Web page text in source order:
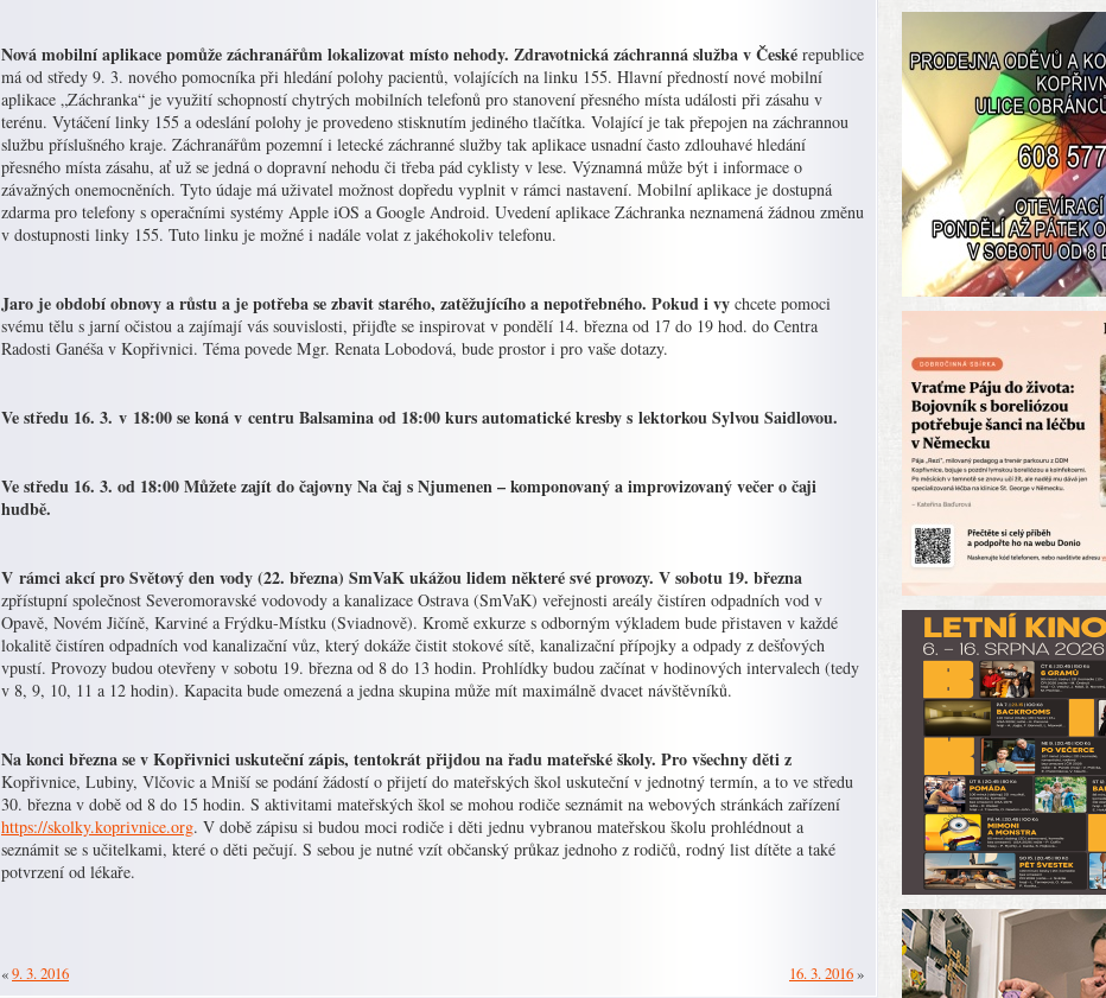
Nová mobilní aplikace pomůže záchranářům lokalizovat místo nehody. Zdravotnická záchranná služba v České republice
má od středy 9. 3. nového pomocníka při hledání polohy pacientů, volajících na linku 155. Hlavní předností nové mobilní
aplikace „Záchranka“ je využití schopností chytrých mobilních telefonů pro stanovení přesného místa události při zásahu v
terénu. Vytáčení linky 155 a odeslání polohy je provedeno stisknutím jediného tlačítka. Volající je tak přepojen na záchrannou
službu příslušného kraje. Záchranářům pozemní i letecké záchranné služby tak aplikace usnadní často zdlouhavé hledání
přesného místa zásahu, ať už se jedná o dopravní nehodu či třeba pád cyklisty v lese. Významná může být i informace o
závažných onemocněních. Tyto údaje má uživatel možnost dopředu vyplnit v rámci nastavení. Mobilní aplikace je dostupná
zdarma pro telefony s operačními systémy Apple iOS a Google Android. Uvedení aplikace Záchranka neznamená žádnou změnu
v dostupnosti linky 155. Tuto linku je možné i nadále volat z jakéhokoliv telefonu.
Jaro je období obnovy a růstu a je potřeba se zbavit starého, zatěžujícího a nepotřebného. Pokud i vy chcete pomoci
svému tělu s jarní očistou a zajímají vás souvislosti, přijďte se inspirovat v pondělí 14. března od 17 do 19 hod. do Centra
Radosti Ganéša v Kopřivnici. Téma povede Mgr. Renata Lobodová, bude prostor i pro vaše dotazy.
Ve středu 16. 3. v 18:00 se koná v centru Balsamina od 18:00 kurs automatické kresby s lektorkou Sylvou Saidlovou.
Ve středu 16. 3. od 18:00 Můžete zajít do čajovny Na čaj s Njumenen – komponovaný a improvizovaný večer o čaji
hudbě.
V rámci akcí pro Světový den vody (22. března) SmVaK ukážou lidem některé své provozy. V sobotu 19. března
zpřístupní společnost Severomoravské vodovody a kanalizace Ostrava (SmVaK) veřejnosti areály čistíren odpadních vod v
Opavě, Novém Jičíně, Karviné a Frýdku-Místku (Sviadnově). Kromě exkurze s odborným výkladem bude přistaven v každé
lokalitě čistíren odpadních vod kanalizační vůz, který dokáže čistit stokové sítě, kanalizační přípojky a odpady z dešťových
vpustí. Provozy budou otevřeny v sobotu 19. března od 8 do 13 hodin. Prohlídky budou začínat v hodinových intervalech (tedy
v 8, 9, 10, 11 a 12 hodin). Kapacita bude omezená a jedna skupina může mít maximálně dvacet návštěvníků.
Na konci března se v Kopřivnici uskuteční zápis, tentokrát přijdou na řadu mateřské školy. Pro všechny děti z
Kopřivnice, Lubiny, Vlčovic a Mniší se podání žádostí o přijetí do mateřských škol uskuteční v jednotný termín, a to ve středu
30. března v době od 8 do 15 hodin. S aktivitami mateřských škol se mohou rodiče seznámit na webových stránkách zařízení
https://skolky.koprivnice.org. V době zápisu si budou moci rodiče i děti jednu vybranou mateřskou školu prohlédnout a
seznámit se s učitelkami, které o děti pečují. S sebou je nutné vzít občanský průkaz jednoho z rodičů, rodný list dítěte a také
potvrzení od lékaře.
«9. 3. 2016 16. 3. 2016»